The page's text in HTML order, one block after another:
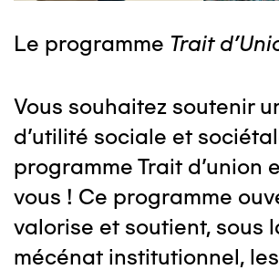
Le programme Trait
Vous souhaitez soutenir
d'utilité sociale et
programme Trait d'union
vous ! Ce programme
valorise et soutient, sous
mécénat institutionnel,